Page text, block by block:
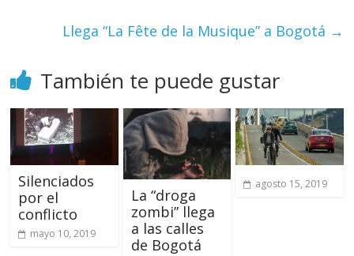
Llega “La Fête de la Musique” a Bogotá →
También te puede gustar
Silenciados
por el
conflicto
mayo 10, 2019
La “droga
zombi” llega
a las calles
de Bogotá
agosto 15, 2019